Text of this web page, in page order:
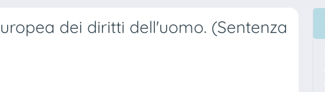
dei diritti dell'uomo. (Sentenza